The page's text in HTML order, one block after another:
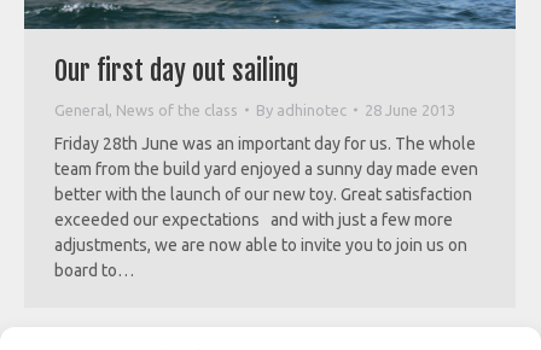
Our first day out sailing
General , News of the class By adhinotec 28 June 2013
Friday 28th June was an important day for us. The whole
team from the build yard enjoyed a sunny day made even
better with the launch of our new toy. Great satisfaction
exceeded our expectations and with just a few more
adjustments, we are now able to invite you to join us on
board to…